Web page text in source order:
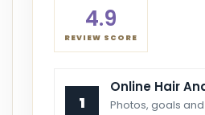
4.9
REVIEW SCORE
1
Online Hair
Photos, goals